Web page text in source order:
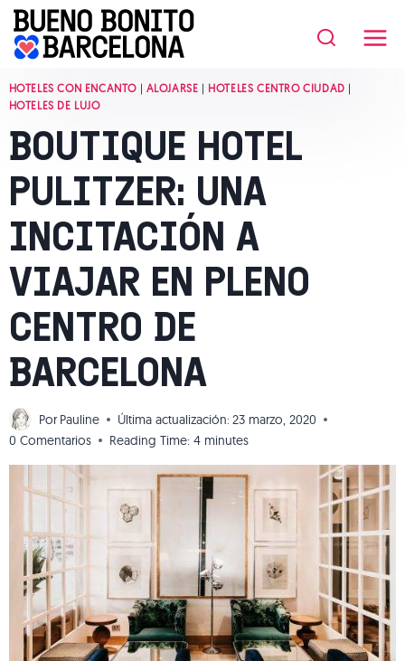
Saltar
contenido
HOTELES CON ENCANTO| ALOJARSE | HOTELES CENTRO CIUDAD |
HOTELES DE LUJO
BOUTIQUE HOTEL
PULITZER: UNA
INCITACIÓN A
VIAJAR EN PLENO
CENTRO DE
BARCELONA
Por Pauline Última actualización: 23 marzo, 2020
0 Comentarios
Reading Time: 4 minutes